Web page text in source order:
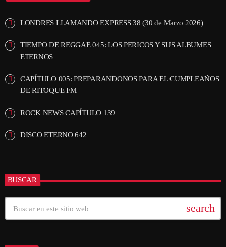
LONDRES LLAMANDO EXPRESS 38 (30 de Marzo 2026)
TIEMPO DE REGGAE 045: LOS PERICOS Y SUS ALBUMES
ETERNOS
CAPÍTULO 005: PREPARANDONOS PARA EL CUMPLEAÑOS
DE RITOQUE FM
ROCK NEWS CAPÍTULO 139
DISCO ETERNO 642
BUSCAR
search